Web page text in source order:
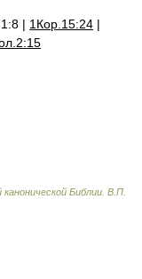
| 1Кор.15:24 |
Библии В.П.